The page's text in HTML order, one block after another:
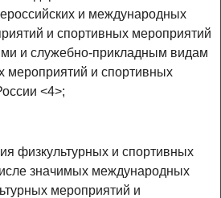
и международных
и спортивных мероприятий
и служебно-прикладным видам
мероприятий и спортивных
<4>;
физкультурных и спортивных
значимых международных
мероприятий и